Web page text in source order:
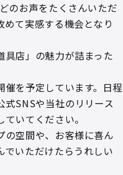
のお声をたくさんいただ
て実感する機会となり
具店」の魅力が詰まった
を予定しています。日程
式SNSや当社のリリース
いてください。
の空間や、お客様に喜ん
でいただけたらうれしい